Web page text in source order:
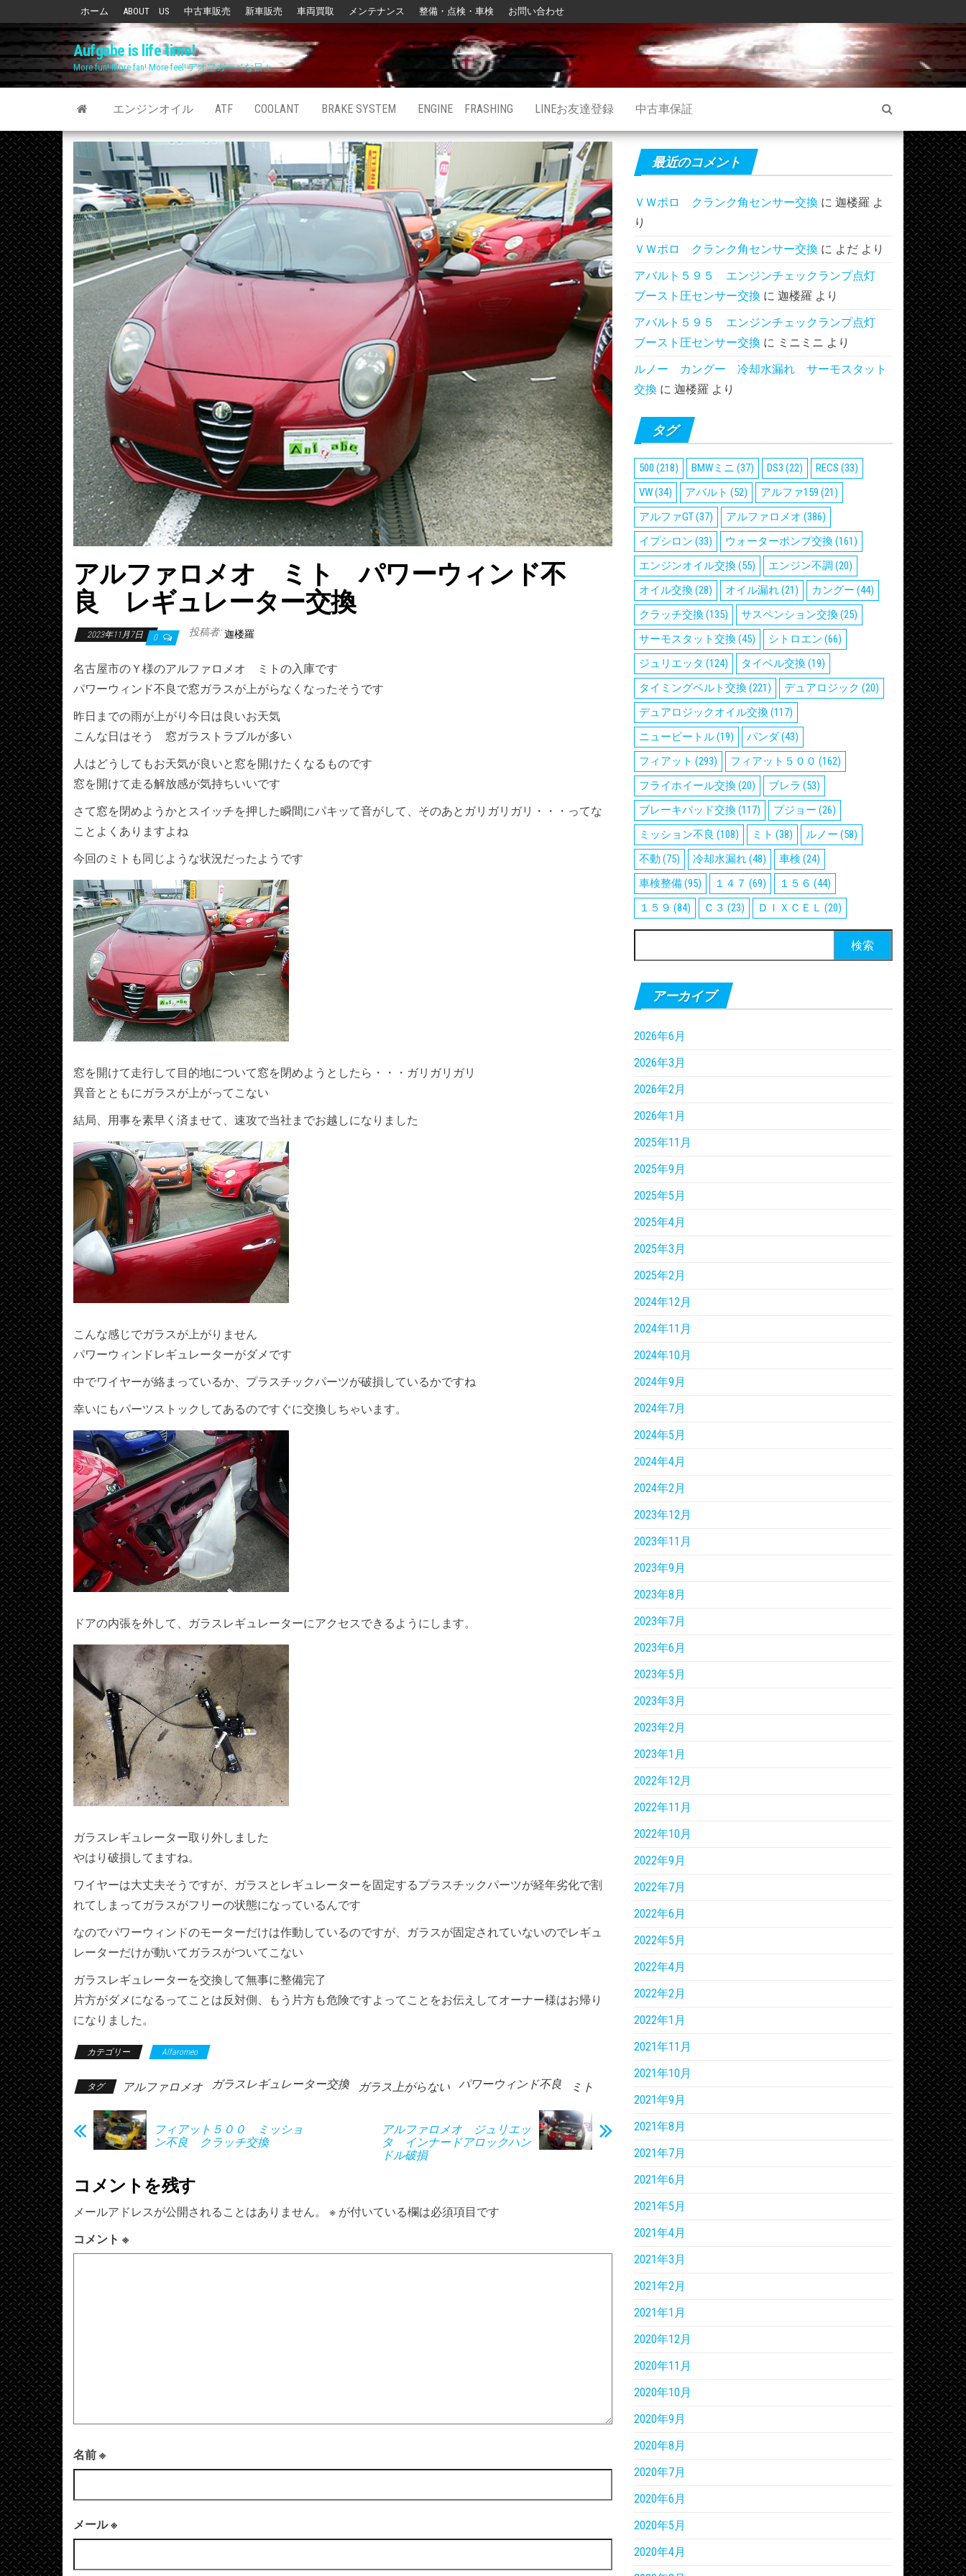
the
content
ホーム ABOUT US 中古車販売 新車販売 車両買取 メンテナンス 整備・点検・車検 お問い合わせ
Aufgabe is life time!
More fun! More fan! More feel! アオフガーベな日々
エンジンオイル ATF COOLANT BRAKE SYSTEM ENGINE FRASHING LINEお友達登録 中古車保証
アルファロメオ ミト パワーウィンド不
良 レギュレーター交換
2023年11月7日 0 投稿者: 迦楼羅
名古屋市のＹ様のアルファロメオ ミトの入庫です
パワーウィンド不良で窓ガラスが上がらなくなったそうです
昨日までの雨が上がり今日は良いお天気
こんな日はそう 窓ガラストラブルが多い
人はどうしてもお天気が良いと窓を開けたくなるものです
窓を開けて走る解放感が気持ちいいです
さて窓を閉めようかとスイッチを押した瞬間にパキッて音がして、そのあとガリガリガリ・・・ってな
ことよくありますよね
今回のミトも同じような状況だったようです
窓を開けて走行して目的地について窓を閉めようとしたら・・・ガリガリガリ
異音とともにガラスが上がってこない
結局、用事を素早く済ませて、速攻で当社までお越しになりました
こんな感じでガラスが上がりません
パワーウィンドレギュレーターがダメです
中でワイヤーが絡まっているか、プラスチックパーツが破損しているかですね
幸いにもパーツストックしてあるのですぐに交換しちゃいます。
ドアの内張を外して、ガラスレギュレーターにアクセスできるようにします。
ガラスレギュレーター取り外しました
やはり破損してますね。
ワイヤーは大丈夫そうですが、ガラスとレギュレーターを固定するプラスチックパーツが経年劣化で割
れてしまってガラスがフリーの状態になっているんです
なのでパワーウィンドのモーターだけは作動しているのですが、ガラスが固定されていないのでレギュ
レーターだけが動いてガラスがついてこない
ガラスレギュレーターを交換して無事に整備完了
片方がダメになるってことは反対側、もう片方も危険ですよってことをお伝えしてオーナー様はお帰り
になりました。
カテゴリー Alfaromeo
タグ アルファロメオ ガラスレギュレーター交換 ガラス上がらない パワーウィンド不良 ミト
フィアット５００ ミッショ
ン不良 クラッチ交換
アルファロメオ ジュリエッ
タ インナードアロックハン
ドル破損
コメントを残す
メールアドレスが公開されることはありません。 ※ が付いている欄は必須項目です
コメント ※
名前 ※
メール※
最近のコメント
ＶＷポロ クランク角センサー交換 に 迦楼羅 よ
り
ＶＷポロ クランク角センサー交換 に よだ より
アバルト５９５ エンジンチェックランプ点灯
ブースト圧センサー交換 に 迦楼羅 より
アバルト５９５ エンジンチェックランプ点灯
ブースト圧センサー交換 に ミニミニ より
ルノー カングー 冷却水漏れ サーモスタット
交換 に 迦楼羅 より
タグ
500 (218) BMWミニ (37) DS3 (22) RECS (33)
VW(34) アバルト (52) アルファ159 (21)
アルファGT(37) アルファロメオ (386)
イプシロン (33) ウォーターポンプ交換(161)
エンジンオイル交換(55) エンジン不調 (20)
オイル交換(28) オイル漏れ(21) カングー (44)
クラッチ交換(135) サスペンション交換(25)
サーモスタット交換(45) シトロエン (66)
ジュリエッタ (124) タイベル交換(19)
タイミングベルト交換(221) デュアロジック (20)
デュアロジックオイル交換(117)
ニュービートル(19) パンダ(43)
フィアット (293) フィアット５００ (162)
フライホイール交換(20) ブレラ (53)
ブレーキパッド交換(117) プジョー (26)
ミッション不良 (108) ミト (38) ルノー (58)
不動 (75) 冷却水漏れ(48) 車検 (24)
車検整備(95) １４７ (69) １５６ (44)
１５９ (84) Ｃ３ (23) ＤＩＸＣＥＬ (20)
索:
アーカイブ
2026年6月
2026年3月
2026年2月
2026年1月
2025年11月
2025年9月
2025年5月
2025年4月
2025年3月
2025年2月
2024年12月
2024年11月
2024年10月
2024年9月
2024年7月
2024年5月
2024年4月
2024年2月
2023年12月
2023年11月
2023年9月
2023年8月
2023年7月
2023年6月
2023年5月
2023年3月
2023年2月
2023年1月
2022年12月
2022年11月
2022年10月
2022年9月
2022年7月
2022年6月
2022年5月
2022年4月
2022年2月
2022年1月
2021年11月
2021年10月
2021年9月
2021年8月
2021年7月
2021年6月
2021年5月
2021年4月
2021年3月
2021年2月
2021年1月
2020年12月
2020年11月
2020年10月
2020年9月
2020年8月
2020年7月
2020年6月
2020年5月
2020年4月